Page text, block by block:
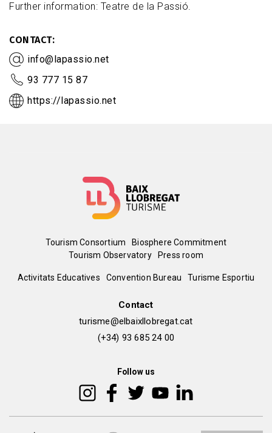
Further information: Teatre de la Passió.
CONTACT
info@lapassio.net
93 777 15 87
https://lapassio.net
Menú
del
Tourism Consortium
Biosphere Commitment
Tourism Observatory
Press room
Peu
Activitats Educatives Convention Bureau Turisme Esportiu
Contact
turisme@elbaixllobregat.cat
(+34) 93 685 24 00
Follow us